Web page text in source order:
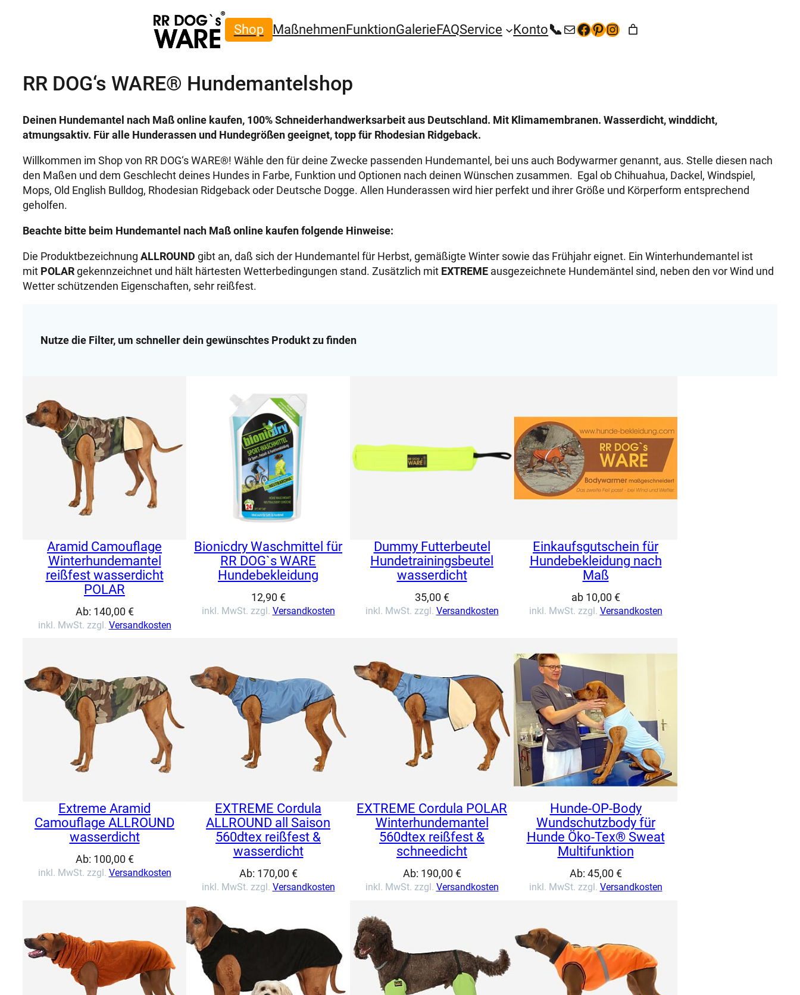
Shop MaßnehmenFunktionGalerieFAQService Konto+49 (35267) 5 53 65kontakt@hunde-bekleidung.com
Facebook
Pinterest
Instagram
RR DOG‘s WARE® Hundemantelshop
Deinen Hundemantel nach Maß online kaufen, 100% Schneiderhandwerksarbeit aus Deutschland. Mit Klimamembranen. Wasserdicht, winddicht,
atmungsaktiv. Für alle Hunderassen und Hundegrößen geeignet, topp für Rhodesian Ridgeback.
Willkommen im Shop von RR DOG‘s WARE®! Wähle den für deine Zwecke passenden Hundemantel, bei uns auch Bodywarmer genannt, aus. Stelle diesen nach
den Maßen und dem Geschlecht deines Hundes in Farbe, Funktion und Optionen nach deinen Wünschen zusammen. Egal ob Chihuahua, Dackel, Windspiel,
Mops, Old English Bulldog, Rhodesian Ridgeback oder Deutsche Dogge. Allen Hunderassen wird hier perfekt und ihrer Größe und Körperform entsprechend
geholfen.
Beachte bitte beim Hundemantel nach Maß online kaufen folgende Hinweise:
Die Produktbezeichnung ALLROUND gibt an, daß sich der Hundemantel für Herbst, gemäßigte Winter sowie das Frühjahr eignet. Ein Winterhundemantel ist
mit POLARgekennzeichnet und hält härtesten Wetterbedingungen stand. Zusätzlich mit EXTREME ausgezeichnete Hundemäntel sind, neben den vor Wind und
Wetter schützenden Eigenschaften, sehr reißfest.
Nutze die Filter, um schneller dein gewünschtes Produkt zu finden
Aramid Camouflage
Winterhundemantel
reißfest wasserdicht
POLAR
Ab: 140,00 €
inkl. MwSt. zzgl. Versandkosten
Bionicdry Waschmittel für
RR DOG`s WARE
Hundebekleidung
12,90 €
inkl. MwSt. zzgl. Versandkosten
Dummy Futterbeutel
Hundetrainingsbeutel
wasserdicht
35,00 €
inkl. MwSt. zzgl. Versandkosten
Einkaufsgutschein für
Hundebekleidung nach
Maß
ab 10,00 €
inkl. MwSt. zzgl. Versandkosten
Extreme Aramid
Camouflage ALLROUND
wasserdicht
Ab: 100,00 €
inkl. MwSt. zzgl. Versandkosten
EXTREME Cordula
ALLROUND all Saison
560dtex reißfest &
wasserdicht
Ab: 170,00 €
inkl. MwSt. zzgl. Versandkosten
EXTREME Cordula POLAR
Winterhundemantel
560dtex reißfest &
schneedicht
Ab: 190,00 €
inkl. MwSt. zzgl. Versandkosten
Hunde-OP-Body
Wundschutzbody für
Hunde Öko-Tex® Sweat
Multifunktion
Ab: 45,00 €
inkl. MwSt. zzgl. Versandkosten